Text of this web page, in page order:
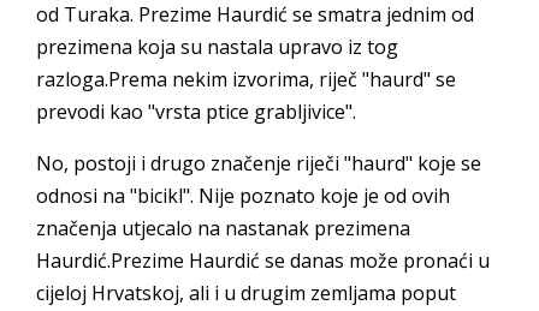
od Turaka. Prezime Haurdić se smatra jednim od
prezimena koja su nastala upravo iz tog
razloga.Prema nekim izvorima, riječ "haurd" se
prevodi kao "vrsta ptice grabljivice".
No, postoji i drugo značenje riječi "haurd" koje se
odnosi na "bicikl". Nije poznato koje je od ovih
značenja utjecalo na nastanak prezimena
Haurdić.Prezime Haurdić se danas može pronaći u
cijeloj Hrvatskoj, ali i u drugim zemljama poput